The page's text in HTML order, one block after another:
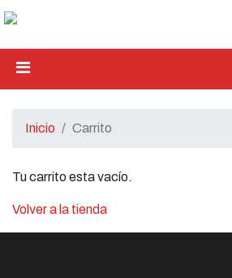
Inicio Carrito
Tu carrito esta vacío.
Volver a la tienda